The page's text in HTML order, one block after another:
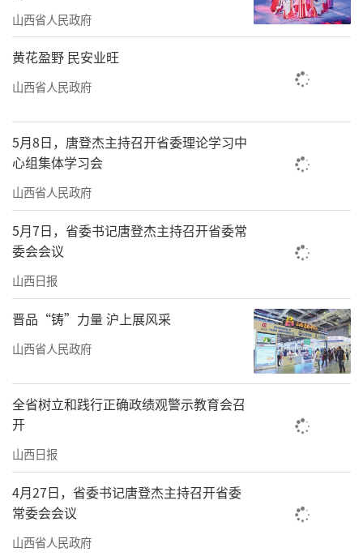
山西省人民政府
黄花盈野 民安业旺
山西省人民政府
5月8日，唐登杰主持召开省委理论学习中
心组集体学习会
山西省人民政府
5月7日，省委书记唐登杰主持召开省委常
委会会议
山西日报
晋品“铸”力量 沪上展风采
山西省人民政府
全省树立和践行正确政绩观警示教育会召
开
山西日报
4月27日，省委书记唐登杰主持召开省委
常委会会议
山西省人民政府